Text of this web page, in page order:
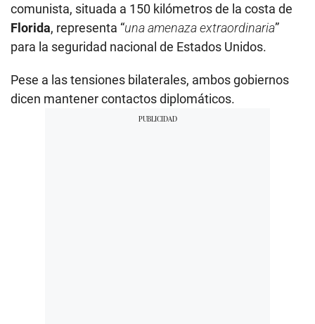
comunista, situada a 150 kilómetros de la costa de
Florida, representa “una amenaza extraordinaria”
para la seguridad nacional de Estados Unidos.
Pese a las tensiones bilaterales, ambos gobiernos
dicen mantener contactos diplomáticos.